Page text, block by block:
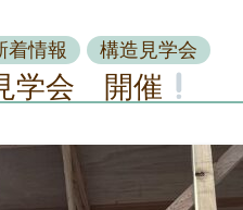
着情報 構造見学会
学会 開催